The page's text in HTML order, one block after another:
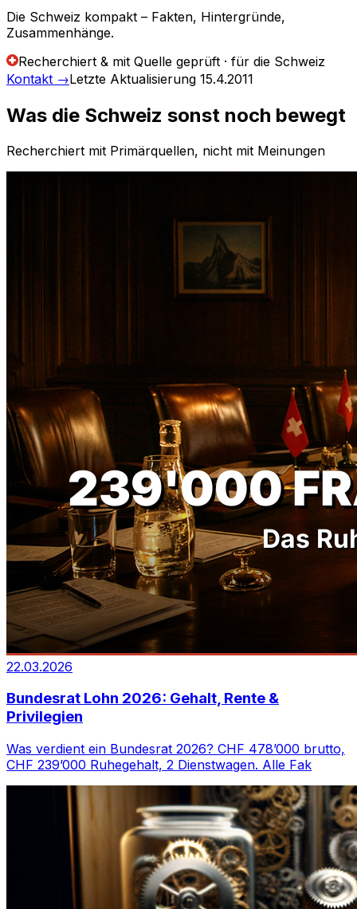
Die Schweiz kompakt – Fakten, Hintergründe,
Zusammenhänge.
Recherchiert & mit Quelle geprüft · für die Schweiz
Kontakt →Letzte Aktualisierung 15.4.2011
Was die Schweiz sonst noch bewegt
Recherchiert mit Primärquellen, nicht mit Meinungen
22.03.2026
Bundesrat Lohn 2026: Gehalt, Rente &
Privilegien
Was verdient ein Bundesrat 2026? CHF 478’000 brutto,
CHF 239’000 Ruhegehalt, 2 Dienstwagen. Alle Fak